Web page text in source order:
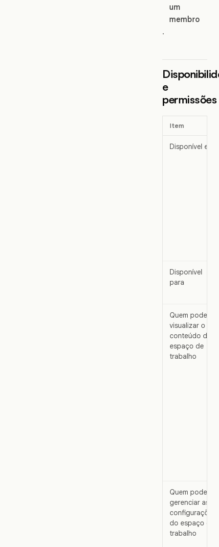
um
membro
.
e
permissões
Item
Disponível em
Disponível
para
Quem pode
visualizar o
conteúdo do
espaço de
trabalho
Quem pode
gerenciar as
configurações
do espaço de
trabalho